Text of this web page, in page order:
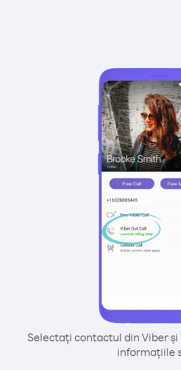
Selectați contactul din Viber
informațiile